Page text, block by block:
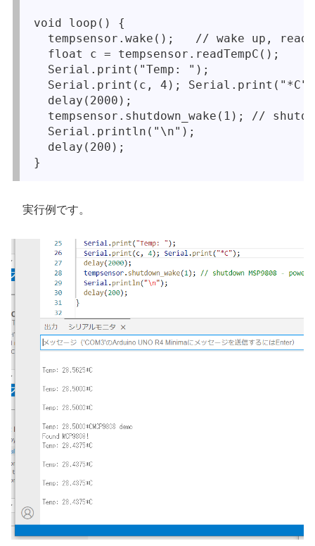
void loop() {
tempsensor.wake();   // wake up,
  float c = tempsensor.readTempC();
  Serial.print("Temp: ");
Serial.print(c, 4);
  delay(2000);
tempsensor.shutdown_wake(1); //
  Serial.println("\n");
  delay(200);
実行例です。